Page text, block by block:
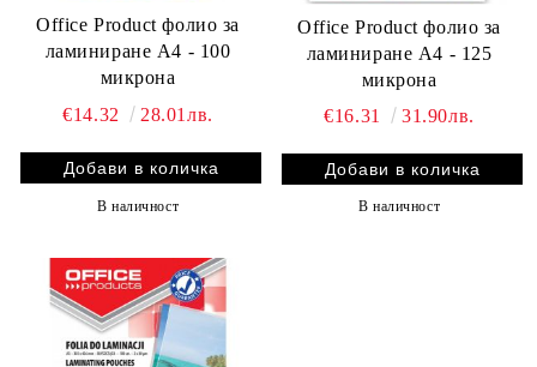
Office Product фолио за
ламиниране А4 - 100
микрона
€14.32
28.01лв.
В наличност
Office Product фолио за
ламиниране А4 - 125
микрона
€16.31
31.90лв.
В наличност